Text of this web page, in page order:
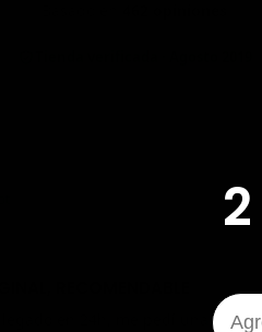
RECOMENDABLE
en 24h, me pedí unas
Email